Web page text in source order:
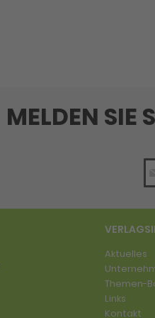
MELDEN SIE
Aktuelles
Themen-
Links
Kontakt